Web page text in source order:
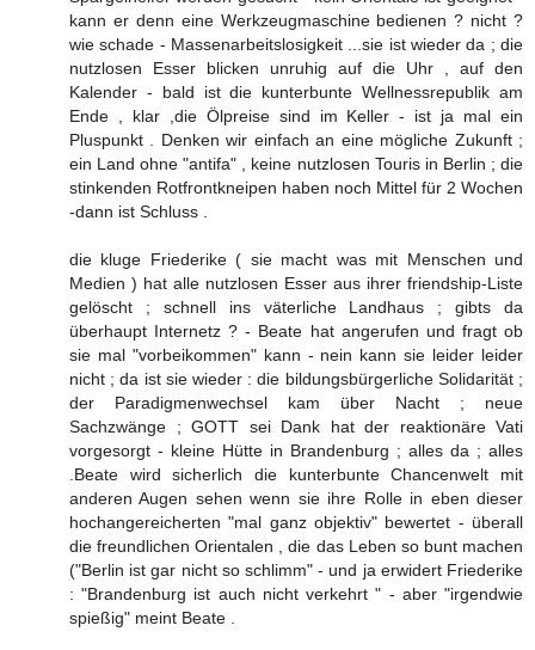
kann er denn eine Werkzeugmaschine bedienen ? nicht ?
wie schade - Massenarbeitslosigkeit ...sie ist wieder da ; die
nutzlosen Esser blicken unruhig auf die Uhr , auf den
Kalender - bald ist die kunterbunte Wellnessrepublik am
Ende , klar ,die Ölpreise sind im Keller - ist ja mal ein
Pluspunkt . Denken wir einfach an eine mögliche Zukunft ;
ein Land ohne "antifa" , keine nutzlosen Touris in Berlin ; die
stinkenden Rotfrontkneipen haben noch Mittel für 2 Wochen
-dann ist Schluss .
die kluge Friederike ( sie macht was mit Menschen und
Medien ) hat alle nutzlosen Esser aus ihrer friendship-Liste
gelöscht ; schnell ins väterliche Landhaus ; gibts da
überhaupt Internetz ? - Beate hat angerufen und fragt ob
sie mal "vorbeikommen" kann - nein kann sie leider leider
nicht ; da ist sie wieder : die bildungsbürgerliche Solidarität ;
der Paradigmenwechsel kam über Nacht ; neue
Sachzwänge ; GOTT sei Dank hat der reaktionäre Vati
vorgesorgt - kleine Hütte in Brandenburg ; alles da ; alles
.Beate wird sicherlich die kunterbunte Chancenwelt mit
anderen Augen sehen wenn sie ihre Rolle in eben dieser
hochangereicherten "mal ganz objektiv" bewertet - überall
die freundlichen Orientalen , die das Leben so bunt machen
("Berlin ist gar nicht so schlimm" - und ja erwidert Friederike
: "Brandenburg ist auch nicht verkehrt " - aber "irgendwie
spießig" meint Beate .